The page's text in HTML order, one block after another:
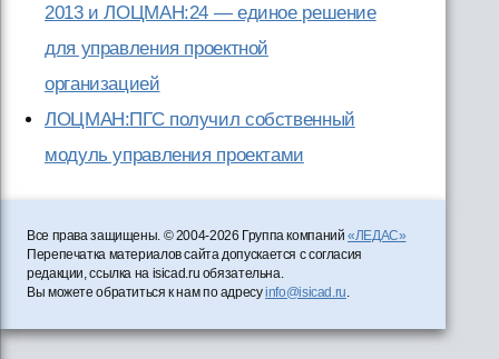
2013 и ЛОЦМАН:24 — единое решение
для управления проектной
организацией
ЛОЦМАН:ПГС получил собственный
модуль управления проектами
Все права защищены. © 2004-2026 Группа компаний«ЛЕДАС»
Перепечатка материалов сайта допускается с согласия
редакции, ссылка на isicad.ru обязательна.
Вы можете обратиться к нам по адресуinfo@isicad.ru.